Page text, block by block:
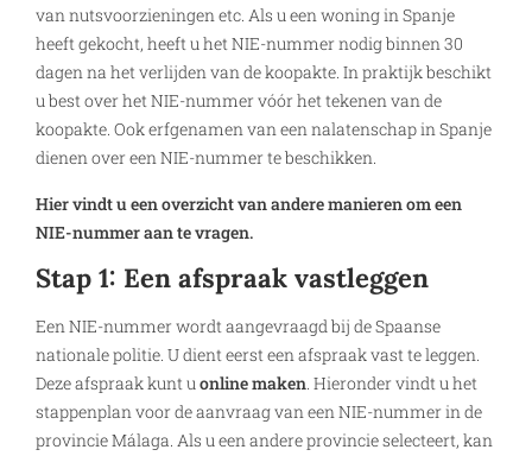
van nutsvoorzieningen etc. Als u een woning in Spanje
heeft gekocht, heeft u het NIE-nummer nodig binnen 30
dagen na het verlijden van de koopakte. In praktijk beschikt
u best over het NIE-nummer vóór het tekenen van de
koopakte. Ook erfgenamen van een nalatenschap in Spanje
dienen over een NIE-nummer te beschikken.
Hier vindt u een overzicht van andere manieren om een
NIE-nummer aan te vragen.
Stap 1: Een afspraak vastleggen
Een NIE-nummer wordt aangevraagd bij de Spaanse
nationale politie. U dient eerst een afspraak vast te leggen.
Deze afspraak kunt uonline maken. Hieronder vindt u het
stappenplan voor de aanvraag van een NIE-nummer in de
provincie Málaga. Als u een andere provincie selecteert, kan